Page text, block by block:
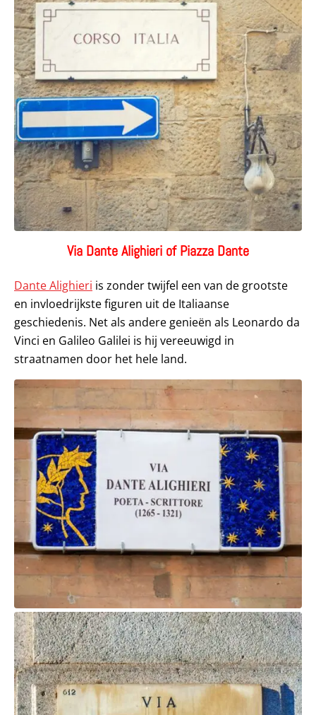
Via Dante Alighieri of Piazza Dante
Dante Alighieri is zonder twijfel een van de grootste
en invloedrijkste figuren uit de Italiaanse
geschiedenis. Net als andere genieën als Leonardo da
Vinci en Galileo Galilei is hij vereeuwigd in
straatnamen door het hele land.